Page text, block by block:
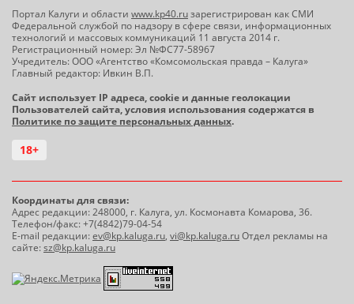
Портал Калуги и области www.kp40.ruзарегистрирован как СМИ
Федеральной службой по надзору в сфере связи, информационных
технологий и массовых коммуникаций 11 августа 2014 г.
Регистрационный номер: Эл №ФС77-58967
Учредитель: ООО «Агентство «Комсомольская правда – Калуга»
Главный редактор: Ивкин В.П.
Сайт использует IP адреса, cookie и данные геолокации
Пользователей сайта, условия использования содержатся в
Политике по защите персональных данных.
18+
Координаты для связи:
Адрес редакции: 248000, г. Калуга, ул. Космонавта Комарова, 36.
Телефон/факс: +7(4842)79-04-54
E-mail редакции:ev@kp.kaluga.ru, vi@kp.kaluga.ruОтдел рекламы на
сайте:sz@kp.kaluga.ru